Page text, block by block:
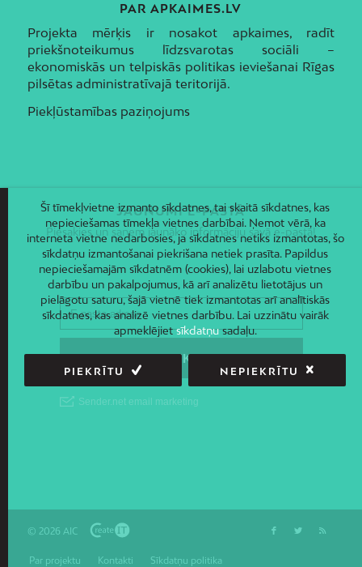
PAR APKAIMES.LV
Projekta mērķis ir nosakot apkaimes, radīt
priekšnoteikumus līdzsvarotas sociāli –
ekonomiskās un telpiskās politikas ieviešanai Rīgas
pilsētas administratīvajā teritorijā.
Piekļūstamības paziņojums
JAUNUMI E-PASTĀ
Piesakies un saņem jaunāko informāciju savā e-pastā!
© 2026 AIC
Par projektu Kontakti Sīkdatņu politika
Šī tīmekļvietne izmanto sīkdatnes, tai skaitā sīkdatnes, kas
nepieciešamas tīmekļa vietnes darbībai. Ņemot vērā, ka
interneta vietne nedarbosies, ja sīkdatnes netiks izmantotas, šo
sīkdatņu izmantošanai piekrišana netiek prasīta. Papildus
nepieciešamajām sīkdatnēm (cookies), lai uzlabotu vietnes
darbību un pakalpojumus, kā arī analizētu lietotājus un
pielāgotu saturu, šajā vietnē tiek izmantotas arī analītiskās
sīkdatnes, kas analizē vietnes darbību. Lai uzzinātu vairāk
apmeklējietsīkdatņusadaļu.
PIEKRĪTU NEPIEKRĪTU